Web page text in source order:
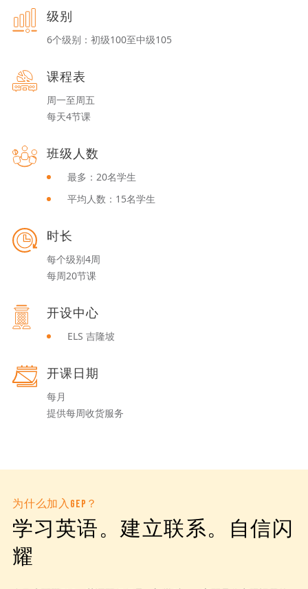
级别
6个级别：初级100至中级105
课程表
周一至周五
每天4节课
班级人数
最多：20名学生
平均人数：15名学生
时长
每个级别4周
每周20节课
开设中心
ELS 吉隆坡
开课日期
每月
提供每周收货服务
为什么加入GEP？
学习英语。建立联系。自信闪
耀